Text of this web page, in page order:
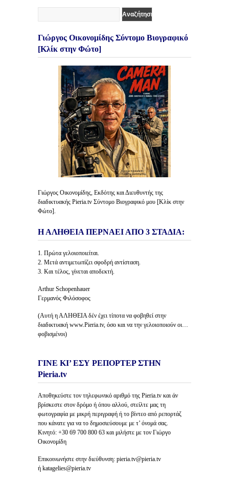
Γιώργος Οικονομίδης Σύντομο Βιογραφικό
[Κλίκ στην Φώτο]
Γιώργος Οικονομίδης, Εκδότης και Διευθυντής της
διαδικτυακής Pieria.tv Σύντομο Βιογραφικό μου [Κλίκ στην
Φώτο].
Η ΑΛΗΘΕΙΑ ΠΕΡΝΑΕΙ ΑΠΟ 3 ΣΤΑΔΙΑ:
1. Πρώτα γελοιοποιείται.
2. Μετά αντιμετωπίζει σφοδρή αντίσταση.
3. Και τέλος, γίνεται αποδεκτή.
Arthur Schopenhauer
Γερμανός Φιλόσοφος
(Αυτή η ΑΛΗΘΕΙΑ δέν έχει τίποτα να φοβηθεί στην
διαδικτυακή www.Pieria.tv, όσο και να την γελοιοποιούν οι…
φοβισμένοι)
ΓΙΝΕ ΚΙ’ ΕΣΥ ΡΕΠΟΡΤΕΡ ΣΤΗΝ
Pieria.tv
Αποθηκεύστε τον τηλεφωνικό αριθμό της Pieria.tv και άν
βρίσκεστε στον δρόμο ή όπου αλλού, στείλτε μας τη
φωτογραφία με μικρή περιγραφή ή το βίντεο από ρεπορτάζ
που κάνατε για να το δημοσιεύσουμε με τ’ όνομά σας.
Κινητό: +30 69 700 800 63 και μιλήστε με τον Γιώργο
Οικονομίδη
Επικοινωνήστε στην διεύθυνση: pieria.tv@pieria.tv
ή katagelies@pieria.tv